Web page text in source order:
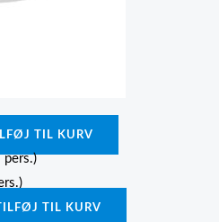
TIL KURV
TILFØJ TIL KURV